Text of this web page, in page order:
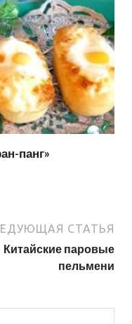
панг»
СТАТЬЯ
Китайские паровые
пельмени